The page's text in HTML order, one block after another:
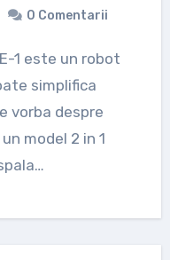
0 Comentarii
simplifica
vorba despre
model 2 in 1